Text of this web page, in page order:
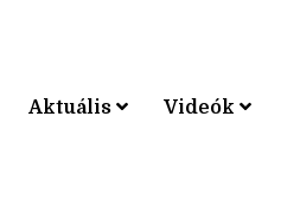
Aktuális Videók